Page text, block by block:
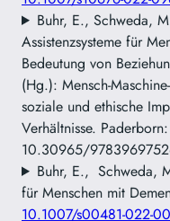
Buhr, E., Schweda,
Assistenzsysteme für
Bedeutung von
(Hg.): Mensch-
soziale und ethische
Verhältnisse.
10.30965/
Buhr, E., Schweda,
für Menschen mit
10.1007/s00481-022-